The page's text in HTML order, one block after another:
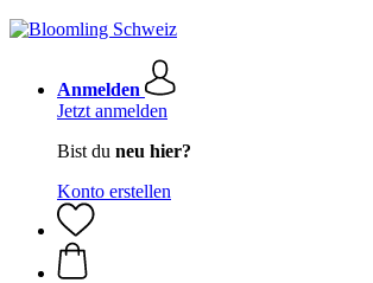
Anmelden
Jetzt anmelden
Bist du neu hier?
Konto erstellen